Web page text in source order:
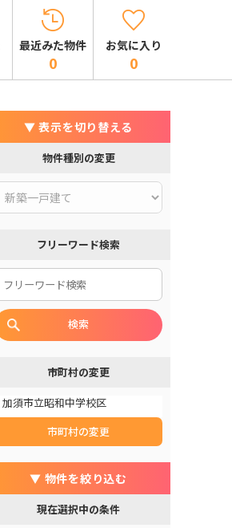
最近みた物件
0
お気に入り
0
▼ 表示を切り替える
物件種別の変更
フリーワード検索
検索
市町村の変更
加須市立昭和中学校区
市町村の変更
▼ 物件を絞り込む
現在選択中の条件